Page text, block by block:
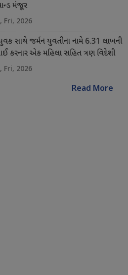
મંજૂર
Fri, 2026
સાથે જર્મન યુવતીના નામે 6.31 લાખની
કરનાર એક મહિલા સહિત ત્રણ વિદેશી
Fri, 2026
Read More